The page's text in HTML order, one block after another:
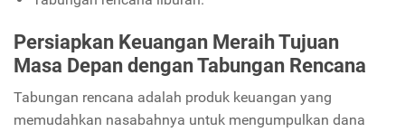
Persiapkan Keuangan Meraih Tujuan
Masa Depan dengan Tabungan Rencana
Tabungan rencana adalah produk keuangan yang
memudahkan nasabahnya untuk mengumpulkan dana